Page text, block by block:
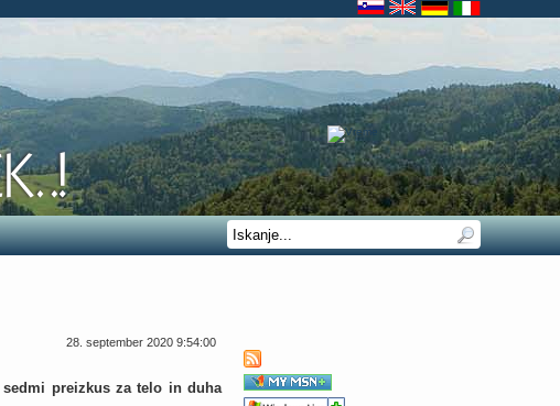
28. september 2020 9:54:00
preizkus za telo in duha